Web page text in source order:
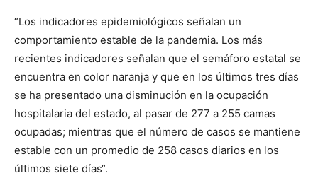
“Los indicadores epidemiológicos señalan un
comportamiento estable de la pandemia. Los más
recientes indicadores señalan que el semáforo estatal se
encuentra en color naranja y que en los últimos tres días
se ha presentado una disminución en la ocupación
hospitalaria del estado, al pasar de 277 a 255 camas
ocupadas; mientras que el número de casos se mantiene
estable con un promedio de 258 casos diarios en los
últimos siete días“.